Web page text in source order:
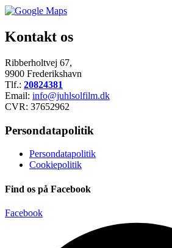
Kontakt os
Ribberholtvej 67,
9900 Frederikshavn
Tlf.: 20824381
Email: info@juhlsolfilm.dk
CVR: 37652962
Persondatapolitik
Persondatapolitik
Cookiepolitik
Find os på Facebook
Facebook